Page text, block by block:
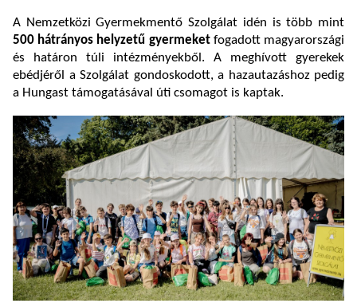
A Nemzetközi Gyermekmentő Szolgálat idén is több mint
500 hátrányos helyzetű gyermeketfogadott magyarországi
és határon túli intézményekből. A meghívott gyerekek
ebédjéről a Szolgálat gondoskodott, a hazautazáshoz pedig
a Hungast támogatásával úti csomagot is kaptak.